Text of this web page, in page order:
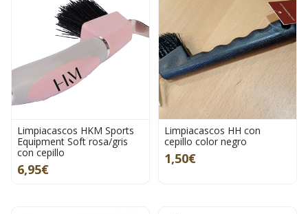
Limpiacascos HKM Sports
Equipment Soft rosa/gris
con cepillo
6,95€
Limpiacascos HH con
cepillo color negro
1,50€